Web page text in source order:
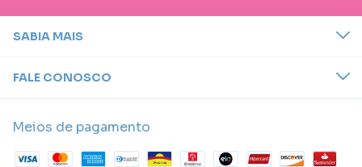
SABIA MAIS
FALE CONOSCO
Meios de pagamento